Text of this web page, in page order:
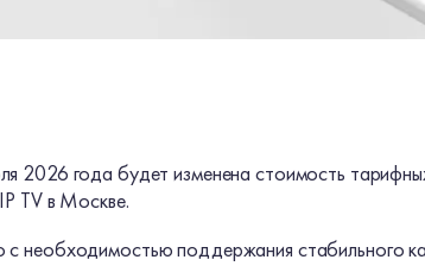
2026 года будет изменена стоимость
TV в Москве.
необходимостью поддержания стабильного